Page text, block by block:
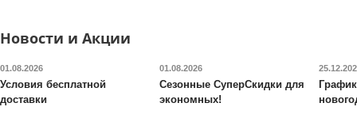
Новости и Акции
01.08.2026
Условия бесплатной
доставки
01.08.2026
Сезонные СуперСкидки для
экономных!